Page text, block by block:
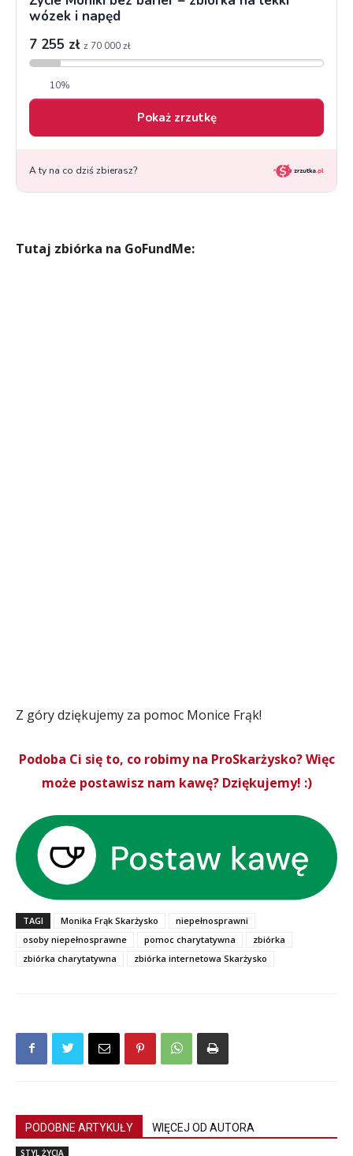
Tutaj zbiórka na GoFundMe:
Z góry dziękujemy za pomoc Monice Frąk!
Podoba Ci się to, co robimy na ProSkarżysko? Więc
może postawisz nam kawę? Dziękujemy! :)
TAGI Monika Frąk Skarżysko
niepełnosprawni
osoby niepełnosprawne
pomoc charytatywna
zbiórka
zbiórka charytatywna
zbiórka internetowa Skarżysko
PODOBNE ARTYKUŁY WIĘCEJ OD AUTORA
STYL ŻYCIA